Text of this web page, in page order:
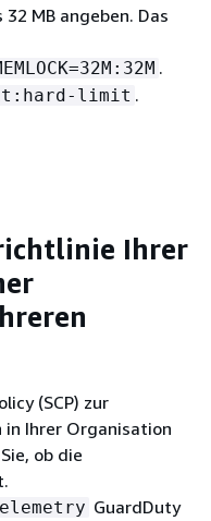
MB angeben. Das
.
limit .
Ihrer
(SCP) zur
Ihrer Organisation
ob die
GuardDuty